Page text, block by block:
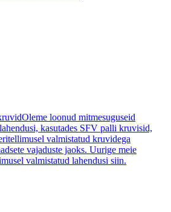
Oleme loonud mitmesuguseid
kasutades SFV palli kruvisid,
valmistatud kruvidega
vajaduste jaoks. Uurige meie
valmistatud lahendusi siin.